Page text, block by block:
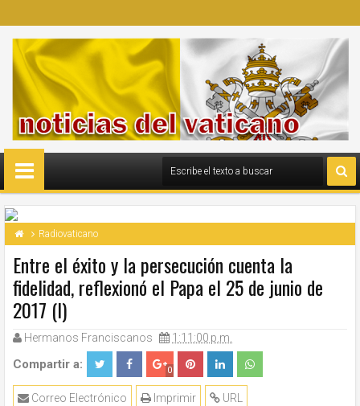
Radiovaticano
Entre el éxito y la persecución cuenta la
fidelidad, reflexionó el Papa el 25 de junio de
2017 (I)
Hermanos Franciscanos 1:11:00 p.m.
Compartir a: 0
URL
Imprimir
Correo Electrónico